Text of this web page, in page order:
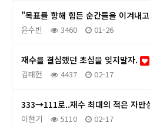
"목표를 향해 힘든 순간들을 이겨내
윤수빈 3460 01-26
재수를 결심했던 초심을 잊지말자.
김태헌 4437 02-17
333→111로..재수 최대의 적은 자만
이현기 5110 02-17